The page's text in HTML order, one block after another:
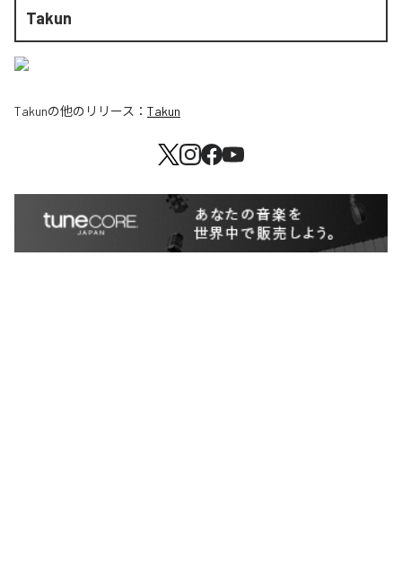
Takun
Takunの他のリリース： Takun